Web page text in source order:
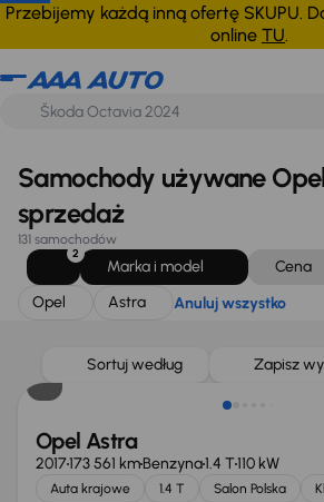
Przebijemy każdą inną ofertę SKUPU.
online TU.
Opel Astra Anuluj wszystko
Samochody używane
sprzedaż
131 samochodów
2
Marka i model Cena
Opel
Astra Anuluj wszystko
Sortuj według Zapisz
Taniej o 500 zł
Opel Astra
2017173 561 kmBenzyna1.4 T110 kW
Auta krajowe 1.4 T Salon Polska